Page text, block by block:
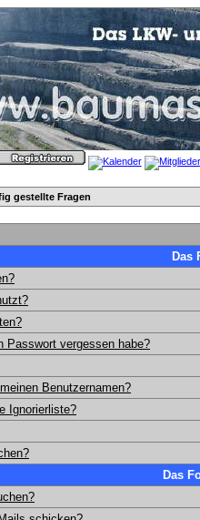
gestellte Fragen
Das
Passwort vergessen habe?
Benutzernamen?
Ignorierliste?
Das